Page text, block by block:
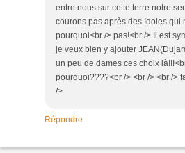
entre nous sur cette terre notre
courons pas après des Idoles qui
pourquoi<br /> pas!<br /> Il est
je veux bien y ajouter
un peu de dames ces choix
pourquoi????<br /> <br /> <br />
/>
Répondre